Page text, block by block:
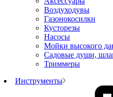
Воздуходувы
Газонокосилки
Кусторезы
Насосы
Мойки высокого
Садовые души,
Триммеры
Инструменты